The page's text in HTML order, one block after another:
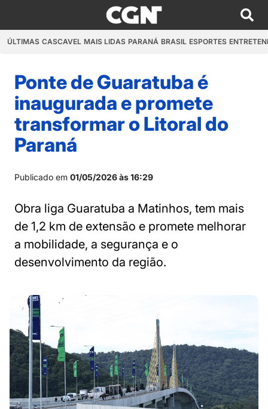
ÚLTIMAS CASCAVEL MAIS LIDAS PARANÁ BRASIL ESPORTES
Ponte de Guaratuba é
inaugurada e promete
transformar o Litoral do
Paraná
Publicado em 01/05/2026 às 16:29
Obra liga Guaratuba a Matinhos, tem mais
de 1,2 km de extensão e promete melhorar
a mobilidade, a segurança e o
desenvolvimento da região.